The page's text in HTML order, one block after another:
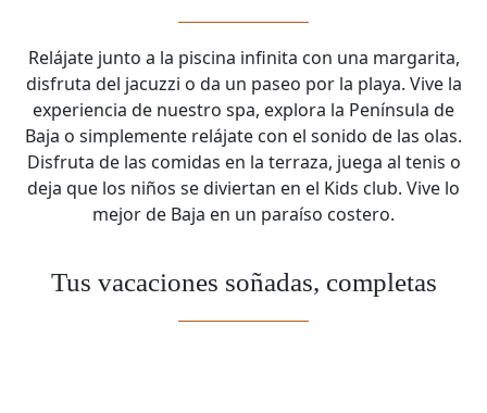
Relájate junto a la piscina infinita con una margarita,
disfruta del jacuzzi o da un paseo por la playa. Vive la
experiencia de nuestro spa, explora la Península de
Baja o simplemente relájate con el sonido de las olas.
Disfruta de las comidas en la terraza, juega al tenis o
deja que los niños se diviertan en el Kids club. Vive lo
mejor de Baja en un paraíso costero.
Tus vacaciones soñadas, completas